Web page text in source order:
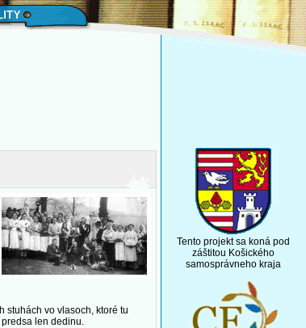
stuhách vo vlasoch, ktoré tu
len dedinu.
Tento projekt sa koná pod
záštitou Košického
samosprávneho kraja